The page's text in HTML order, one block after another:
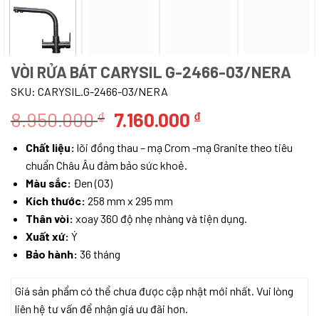
VÒI RỬA BÁT CARYSIL G-2466-03/NERA
SKU: CARYSIL.G-2466-03/NERA
8.950.000₫ Giá
là:
8.950.000 ₫.
7.160.000 ₫Giá
tại
Chất liệu: lõi đồng thau – mạ Crom -mạ Granite theo tiêu
chuẩn Châu Âu đảm bảo sức khoẻ.
Màu sắc: Đen (03)
Kích thước: 258 mm x 295 mm
Thân vòi: xoay 360 độ nhẹ nhàng và tiện dụng.
Xuất xứ: Ý
Bảo hành: 36 tháng
Giá sản phẩm có thể chưa được cập nhật mới nhất. Vui lòng
liên hệ tư vấn để nhận giá ưu đãi hơn.